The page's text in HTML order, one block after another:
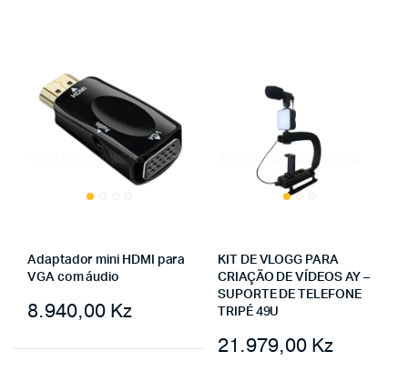
Adaptador mini HDMI para
VGA com áudio
8.940,00 Kz
KIT DE VLOGG PARA
CRIAÇÃO DE VÍDEOS AY –
SUPORTE DE TELEFONE
TRIPÉ 49U
21.979,00 Kz